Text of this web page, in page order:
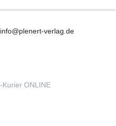
info@plenert-verlag.de